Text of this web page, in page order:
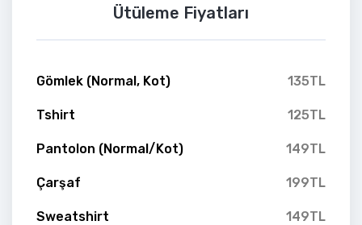
Ütüleme Fiyatları
Gömlek (Normal, Kot) 135TL
Tshirt 125TL
Pantolon (Normal/Kot) 149TL
Çarşaf 199TL
Sweatshirt 149TL